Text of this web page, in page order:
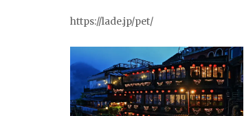
https://lade.jp/pet/